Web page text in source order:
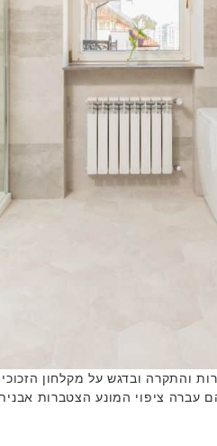
ובדגש על מקלחון הזכוכית
עברה ציפוי המונע הצטברות